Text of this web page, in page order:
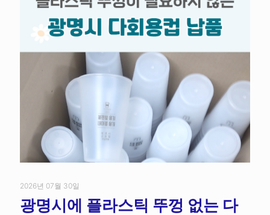
2026년 07월 30일
광명시에 플라스틱 뚜껑 없는 다